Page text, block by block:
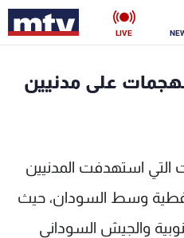
LIVE
على مدنيين
التي استهدفت المدنيين
وسط السودان، حيث
والجيش السوداني
فن
رياضة